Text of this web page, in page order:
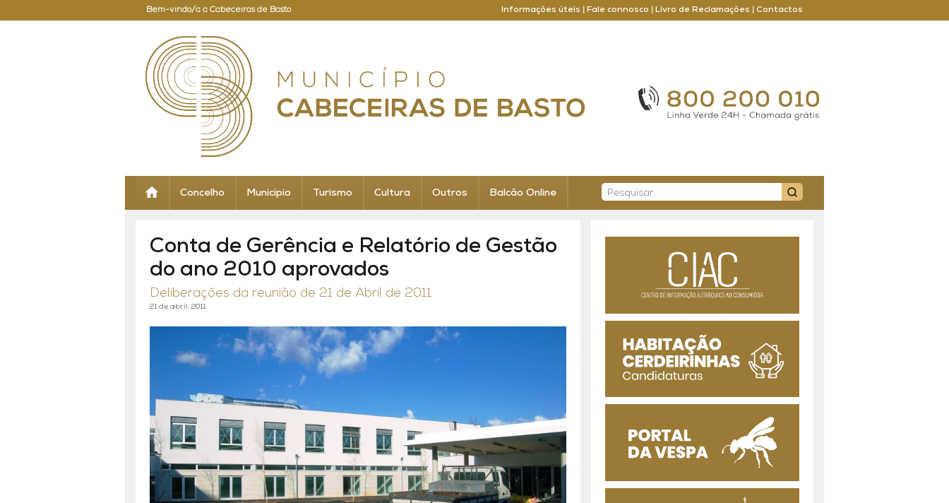
Bem-vindo/a a Cabeceiras de Basto Informações úteis Fale connosco Livro de Reclamações Contactos
Concelho Município Turismo Cultura Outros Balcão Online
Conta de Gerência e Relatório de Gestão
do ano 2010 aprovados
Deliberações da reunião de 21 de Abril de 2011
21 de abril, 2011